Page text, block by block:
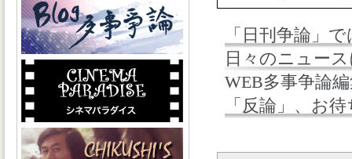
「日刊争論」で
日々のニュー
WEB多事争論
「反論」、お